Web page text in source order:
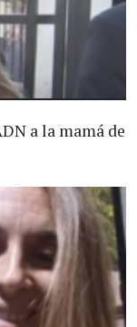
a la mamá de